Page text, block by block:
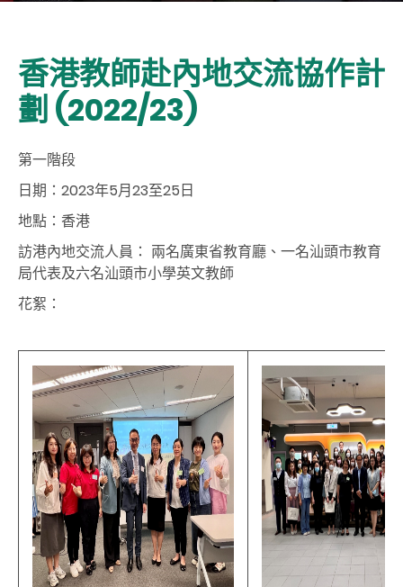
香港教師赴內地交流協作計
劃 (2022/23)
第一階段
日期： 2023年5月23至25日
地點：香港
訪港內地交流人員： 兩名廣東省教育廳、一名汕頭市教育
局代表及六名汕頭市小學英文教師
花絮：